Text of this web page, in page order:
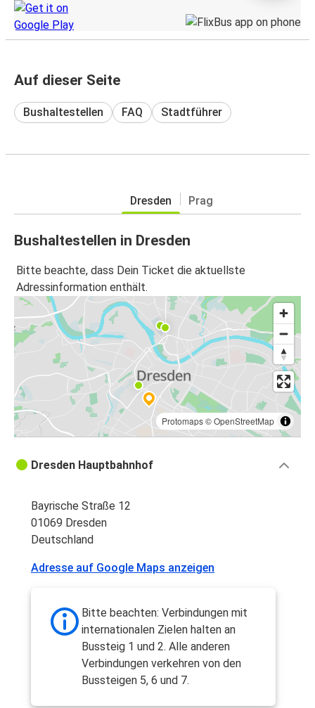
Auf dieser Seite
Bushaltestellen FAQ Stadtführer
Dresden Prag
Bushaltestellen in Dresden
Bitte beachte, dass Dein Ticket die aktuellste
Adressinformation enthält.
Protomaps©OpenStreetMap
Dresden Hauptbahnhof
Bayrische Straße 12
01069 Dresden
Deutschland
Adresse auf Google Maps anzeigen
Bitte beachten: Verbindungen mit
internationalen Zielen halten an
Bussteig 1 und 2. Alle anderen
Verbindungen verkehren von den
Bussteigen 5, 6 und 7.